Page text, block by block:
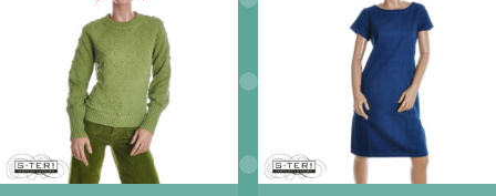
Deze
optie
kan
gekozen
worden
Deze
optie
kan
gekozen
worden